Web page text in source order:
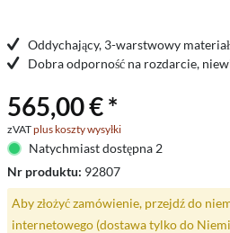
Oddychający, 3-warstwowy
Dobra odporność na rozdarcie,
565,00 € *
zVATplus koszty wysyłki
Natychmiast dostępna 2
Nr produktu: 92807
Aby złożyć zamówienie, przejdź do
internetowego (dostawa tylko do